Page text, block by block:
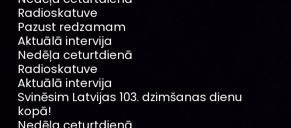
Radioskatuve
Pazust redzamam
Aktuālā intervija
Nedēļa ceturtdienā
Radioskatuve
Aktuālā intervija
Svinēsim Latvijas 103. dzimšanas dienu
kopā!